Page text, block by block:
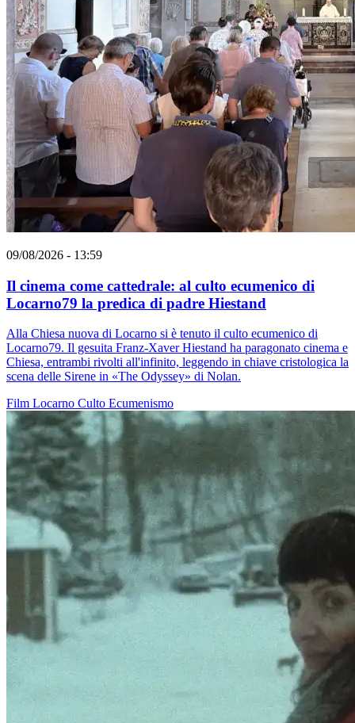
09/08/2026 - 13:59
Il cinema come cattedrale: al culto ecumenico di
Locarno79 la predica di padre Hiestand
Alla Chiesa nuova di Locarno si è tenuto il culto ecumenico di
Locarno79. Il gesuita Franz-Xaver Hiestand ha paragonato cinema e
Chiesa, entrambi rivolti all'infinito, leggendo in chiave cristologica la
scena delle Sirene in «The Odyssey» di Nolan.
Film Locarno Culto Ecumenismo